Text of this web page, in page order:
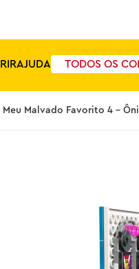
AJUDA TODOS OS
Meu Malvado Favorito 4 -